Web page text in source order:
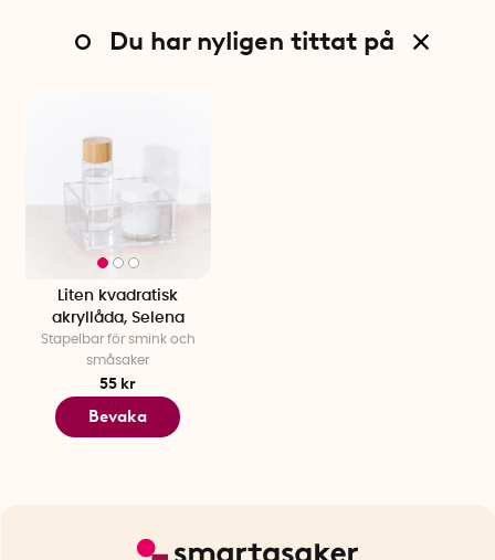
Du har nyligen tittat på
Liten kvadratisk
akryllåda, Selena
Stapelbar för smink och
småsaker
55 kr
Bevaka